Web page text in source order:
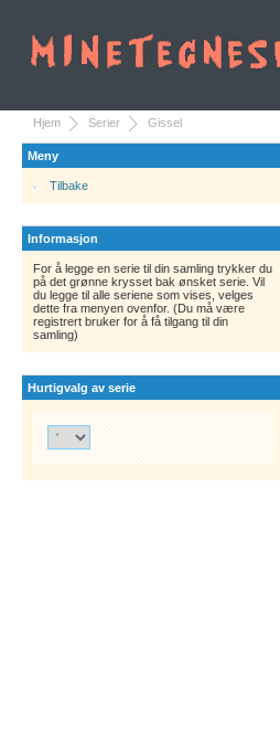
Hjem Serier Gissel
Meny
Tilbake
Informasjon
For å legge en serie til din samling trykker du
på det grønne krysset bak ønsket serie. Vil
du legge til alle seriene som vises, velges
dette fra menyen ovenfor. (Du må være
registrert bruker for å få tilgang til din
samling)
Hurtigvalg av serie